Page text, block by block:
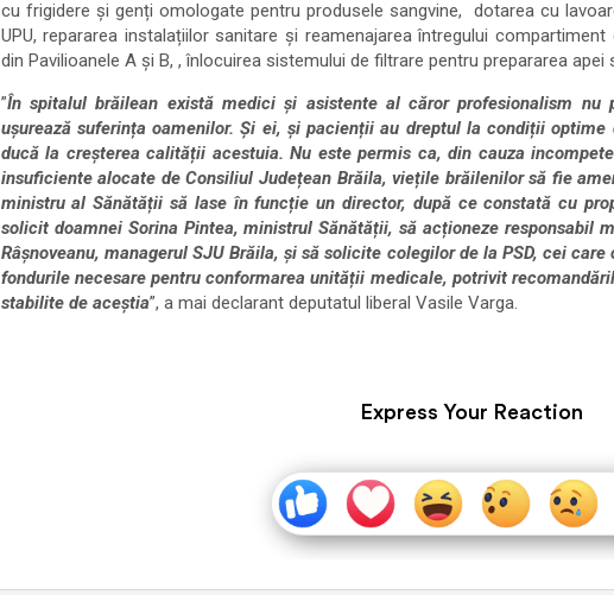
cu frigidere și genți omologate pentru produsele sangvine, dotarea cu
UPU, repararea instalațiilor sanitare și reamenajarea întregului
din Pavilioanele A și B, , înlocuirea sistemului de filtrare pentru prepararea
”În spitalul brăilean există medici și asistente al căror profesionalism
ușurează suferința oamenilor. Și ei, și pacienții au dreptul la condiții
ducă la creșterea calității acestuia. Nu este permis ca, din cauza
insuficiente alocate de Consiliul Județean Brăila, viețile brăilenilor să fie
ministru al Sănătății să lase în funcție un director, după ce constată cu
solicit doamnei Sorina Pintea, ministrul Sănătății, să acționeze responsabil
Râșnoveanu, managerul SJU Brăila, și să solicite colegilor de la PSD, cei
fondurile necesare pentru conformarea unității medicale, potrivit
stabilite de aceștia”, a mai declarant deputatul liberal Vasile Varga.
Express Your Reaction